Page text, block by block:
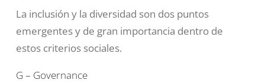
La inclusión y la diversidad son dos puntos
emergentes y de gran importancia dentro de
estos criterios sociales.
G – Governance